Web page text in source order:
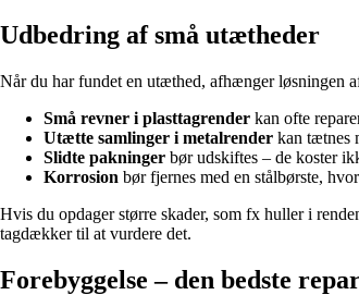
Udbedring af små utætheder
Når du har fundet en utæthed, afhænger løsningen
Små revner i plasttagrender kan ofte
Utætte samlinger i metalrender kan tætnes
Slidte pakninger bør udskiftes – de koster
Korrosion bør fjernes med en stålbørste,
Hvis du opdager større skader, som fx huller i
tagdækker til at vurdere det.
Forebyggelse – den bedste